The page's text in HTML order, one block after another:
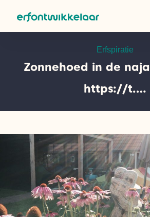
Erfspiratie
Zonnehoed in de
https://t….